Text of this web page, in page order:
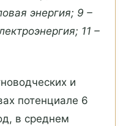
энергия; 9 –
11 –
и
потенциале 6
в среднем